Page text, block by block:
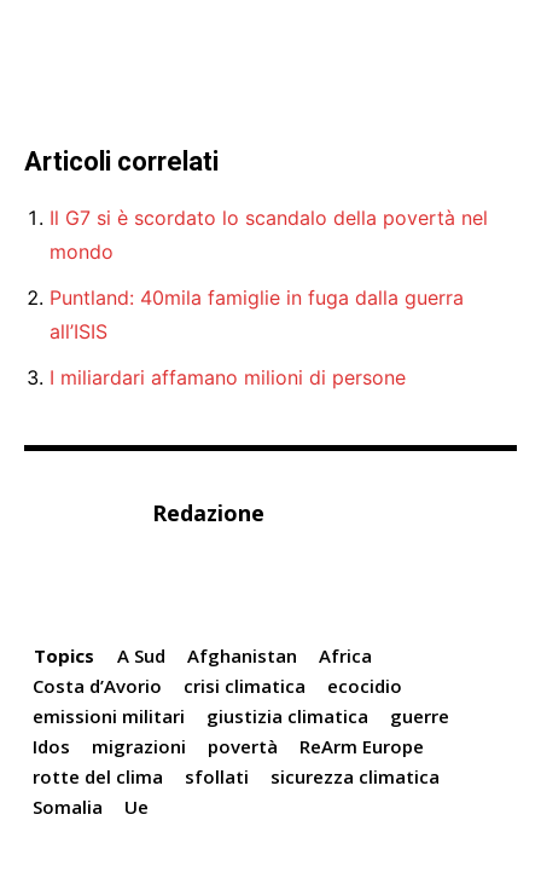
Articoli correlati
Il G7 si è scordato lo scandalo della povertà nel
mondo
Puntland: 40mila famiglie in fuga dalla guerra
all’ISIS
I miliardari affamano milioni di persone
Redazione
Topics A Sud Afghanistan
Africa
Costa d’Avorio
crisi climatica
ecocidio
emissioni militari
giustizia climatica
guerre
Idos
migrazioni povertà
ReArm Europe
rotte del clima
sfollati
sicurezza climatica
Somalia
Ue